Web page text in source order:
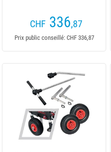
CHF 336,87
Prix public conseillé: CHF 336,87